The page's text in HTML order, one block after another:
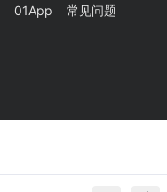
01App 常见问题